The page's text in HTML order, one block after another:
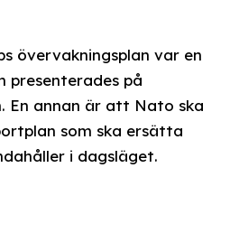
övervakningsplan var en
presenterades på
En annan är att Nato ska
som ska ersätta
i dagsläget.